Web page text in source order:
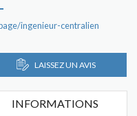
ingenieur-centralien
LAISSEZ UN AVIS
INFORMATIONS